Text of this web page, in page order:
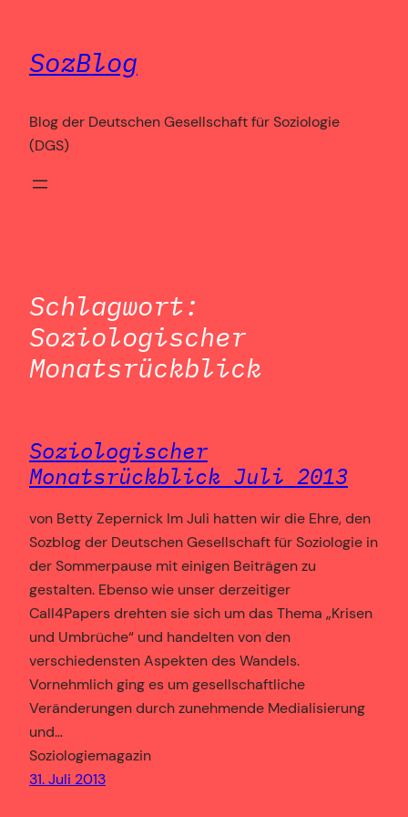
springen
SozBlog
Blog der Deutschen Gesellschaft für Soziologie
(DGS)
Schlagwort:
Soziologischer
Monatsrückblick
Soziologischer
Monatsrückblick Juli 2013
von Betty Zepernick Im Juli hatten wir die Ehre, den
Sozblog der Deutschen Gesellschaft für Soziologie in
der Sommerpause mit einigen Beiträgen zu
gestalten. Ebenso wie unser derzeitiger
Call4Papers drehten sie sich um das Thema „Krisen
und Umbrüche“ und handelten von den
verschiedensten Aspekten des Wandels.
Vornehmlich ging es um gesellschaftliche
Veränderungen durch zunehmende Medialisierung
und…
Soziologiemagazin
31. Juli 2013